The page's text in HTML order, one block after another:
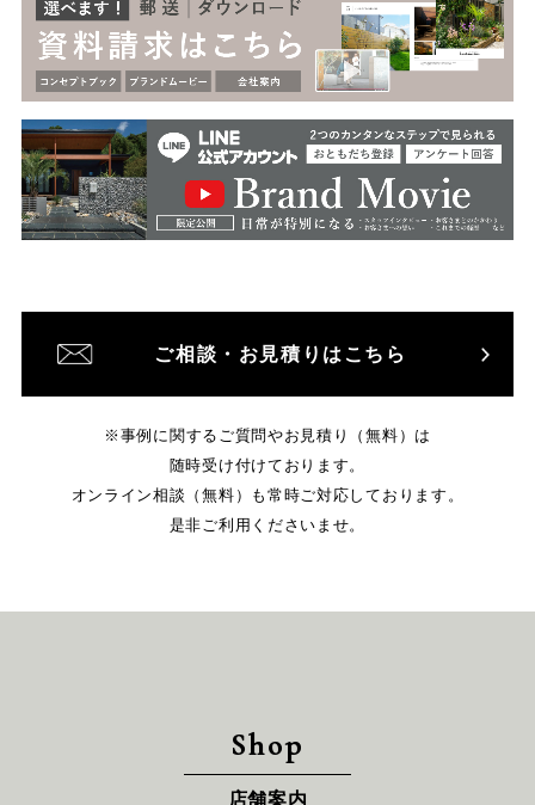
ご相談・お見積りはこちら
※事例に関するご質問やお見積り（無料）は
随時受け付けております。
オンライン相談（無料）も常時ご対応しております。
是非ご利用くださいませ。
Shop
店舗案内